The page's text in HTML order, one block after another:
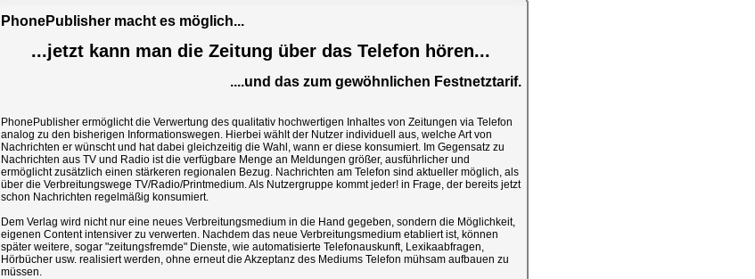
PhonePublisher macht es möglich...
...jetzt kann man die Zeitung über das Telefon hören...
....und das zum gewöhnlichen Festnetztarif.
PhonePublisher ermöglicht die Verwertung des qualitativ hochwertigen Inhaltes von Zeitungen via Telefon
analog zu den bisherigen Informationswegen. Hierbei wählt der Nutzer individuell aus, welche Art von
Nachrichten er wünscht und hat dabei gleichzeitig die Wahl, wann er diese konsumiert. Im Gegensatz zu
Nachrichten aus TV und Radio ist die verfügbare Menge an Meldungen größer, ausführlicher und
ermöglicht zusätzlich einen stärkeren regionalen Bezug. Nachrichten am Telefon sind aktueller möglich, als
über die Verbreitungswege TV/Radio/Printmedium. Als Nutzergruppe kommt jeder! in Frage, der bereits jetzt
schon Nachrichten regelmäßig konsumiert.
Dem Verlag wird nicht nur eine neues Verbreitungsmedium in die Hand gegeben, sondern die Möglichkeit,
eigenen Content intensiver zu verwerten. Nachdem das neue Verbreitungsmedium etabliert ist, können
später weitere, sogar "zeitungsfremde" Dienste, wie automatisierte Telefonauskunft, Lexikaabfragen,
Hörbücher usw. realisiert werden, ohne erneut die Akzeptanz des Mediums Telefon mühsam aufbauen zu
müssen.